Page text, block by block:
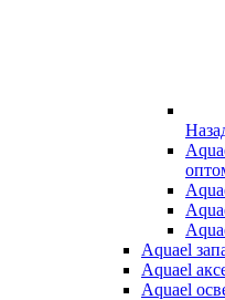
Aquael
Aquael
Aquael